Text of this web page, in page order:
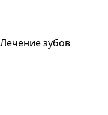
Лечение зубов